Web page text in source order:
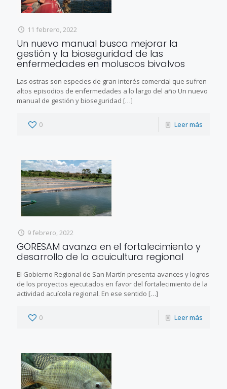
11 febrero, 2022
Un nuevo manual busca mejorar la
gestión y la bioseguridad de las
enfermedades en moluscos bivalvos
Las ostras son especies de gran interés comercial que sufren
altos episodios de enfermedades a lo largo del año Un nuevo
manual de gestión y bioseguridad […]
0 Leer más
9 febrero, 2022
GORESAM avanza en el fortalecimiento y
desarrollo de la acuicultura regional
El Gobierno Regional de San Martín presenta avances y logros
de los proyectos ejecutados en favor del fortalecimiento de la
actividad acuícola regional. En ese sentido […]
0 Leer más